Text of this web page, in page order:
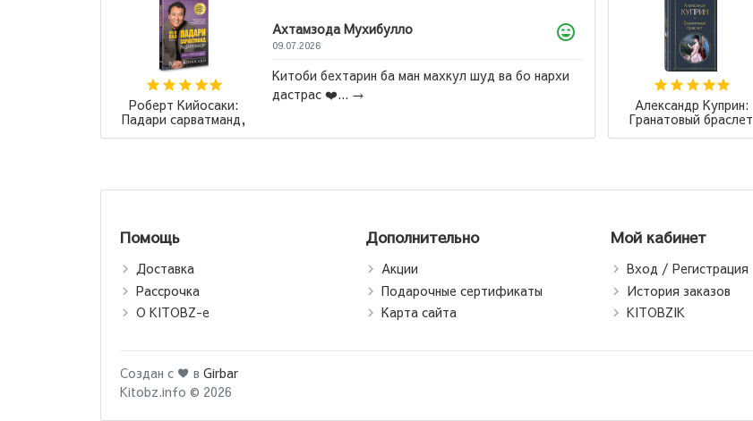
Роберт Кийосаки:
Падари сарватманд,
падари фақир /
Ахтамзода Мухибулло
09.07.2026
Китоби бехтарин ба ман махкул шуд ва бо нархи
дастрас ❤️... →
Александр Куприн:
Гранатовый браслет
Помощь
Доставка
Рассрочка
О KITOBZ-е
Дополнительно
Акции
Подарочные сертификаты
Карта сайта
Мой кабинет
Вход / Регистрация
История заказов
KITOBZIK
Создан с ♥ в Girbar
Kitobz.info © 2026